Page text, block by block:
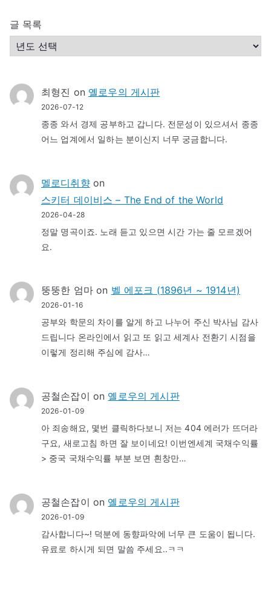
글 목록
최형진 on 옐로우의 게시판
2026-07-12
종종 와서 경제 공부하고 갑니다. 전문성이 있으셔서 종종
어느 업계에서 일하는 분이신지 너무 궁금합니다.
멜로디취향on
스키터 데이비스 – The End of the World
2026-04-28
정말 명곡이죠. 노래 듣고 있으면 시간 가는 줄 모르겠어
요.
뚱뚱한 엄마on 벨 에포크 (1896년 ~ 1914년)
2026-01-16
공부와 학문의 차이를 알게 하고 나누어 주신 박사님 감사
드립니다 온라인에서 읽고 또 읽고 세계사 전환기 시점을
이렇게 정리해 주심에 감사…
공철손잡이 on 옐로우의 게시판
2026-01-09
아 죄송해요, 몇번 클릭하다보니 저는 404 에러가 뜨더라
구요, 새로고침 하면 잘 보이네요! 이번엔세계 국채수익률
> 중국 국채수익률 부분 보면 흰창만…
공철손잡이 on 옐로우의 게시판
2026-01-09
감사합니다~! 덕분에 동향파악에 너무 큰 도움이 됩니다.
유료로 하시게 되면 말씀 주세요..ㅋㅋ